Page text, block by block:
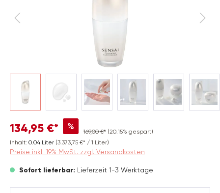
134,95 €* % 169,00 €* (20.15% gespart)
Inhalt: 0.04 Liter (3.373,75 €* / 1 Liter)
Preise inkl. 19% MwSt. zzgl. Versandkosten
Sofort lieferbar: Lieferzeit 1-3 Werktage